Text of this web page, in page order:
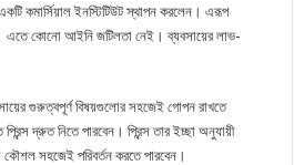
কমার্সিয়াল ইনস্টিটিউট স্থাপন করলেন। এরূপ
এতে কোনো আইনি জটিলতা নেই। ব্যবসায়ের লাভ-
গুরুত্বপূর্ণ বিষয়গুলোর সহজেই গোপন রাখতে
দ্রুত নিতে পারবেন। প্রিন্স তার ইচ্ছা অনুযায়ী
সহজেই পরিবর্তন করতে পারবেন।